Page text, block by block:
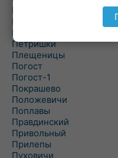
Пасека
Пастовичи
Першаи
Петришки
Плещеницы
Погост
Погост-1
Покрашево
Положевичи
Поплавы
Правдинский
Привольный
Прилепы
Пуховичи